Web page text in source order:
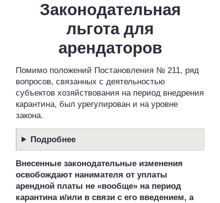
Законодательная
льгота для
арендаторов
Помимо положений Постановления № 211, ряд
вопросов, связанных с деятельностью
субъектов хозяйствования на период внедрения
карантина, был урегулирован и на уровне
закона.
Подробнее
Внесенные законодательные изменения
освобождают нанимателя от уплаты
арендной платы не «вообще» на период
карантина и/или в связи с его введением, а